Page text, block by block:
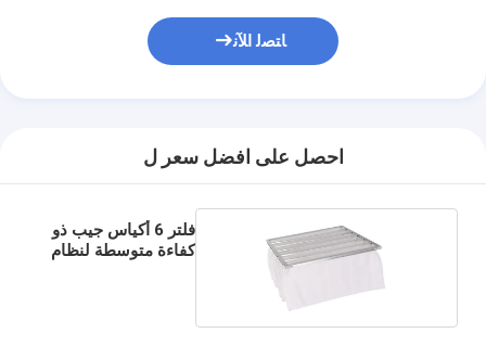
ﺎﺘﺼﻟ ﺍﻶﻧ
احصل على افضل سعر ل
فلتر 6 أكياس جيب ذو
كفاءة متوسطة لنظام